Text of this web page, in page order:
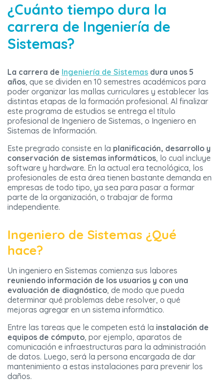
¿Cuánto tiempo dura la
carrera de Ingeniería de
Sistemas?
La carrera de Ingeniería de Sistemas dura unos 5
años, que se dividen en 10 semestres académicos para
poder organizar las mallas curriculares y establecer las
distintas etapas de la formación profesional. Al finalizar
este programa de estudios se entrega el título
profesional de Ingeniero de Sistemas, o Ingeniero en
Sistemas de Información.
Este pregrado consiste en la planificación, desarrollo y
conservación de sistemas informáticos, lo cual incluye
software y hardware. En la actual era tecnológica, los
profesionales de esta área tienen bastante demanda en
empresas de todo tipo, ya sea para pasar a formar
parte de la organización, o trabajar de forma
independiente.
Ingeniero de Sistemas ¿Qué
hace?
Un ingeniero en Sistemas comienza sus labores
reuniendo información de los usuarios y con una
evaluación de diagnóstico, de modo que pueda
determinar qué problemas debe resolver, o qué
mejoras agregar en un sistema informático.
Entre las tareas que le competen está la instalación de
equipos de cómputo, por ejemplo, aparatos de
comunicación e infraestructuras para la administración
de datos. Luego, será la persona encargada de dar
mantenimiento a estas instalaciones para prevenir los
daños.